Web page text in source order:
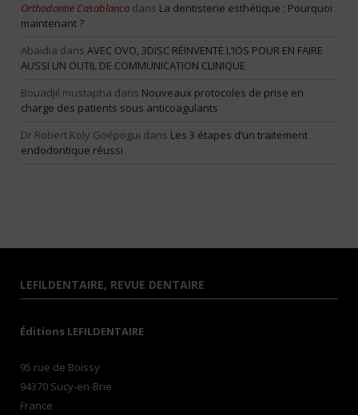
Orthodontie Casablanca dans La dentisterie esthétique : Pourquoi
maintenant ?
Abaidia dans AVEC OVO, 3DISC RÉINVENTE L’IOS POUR EN FAIRE
AUSSI UN OUTIL DE COMMUNICATION CLINIQUE
Bouadjil mustapha dans Nouveaux protocoles de prise en
charge des patients sous anticoagulants
Dr Robert Koly Goépogui dans Les 3 étapes d’un traitement
endodontique réussi
LEFILDENTAIRE, REVUE DENTAIRE
Éditions LEFILDENTAIRE
95 rue de Boissy
94370 Sucy-en-Brie
France